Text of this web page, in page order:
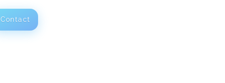
Contact